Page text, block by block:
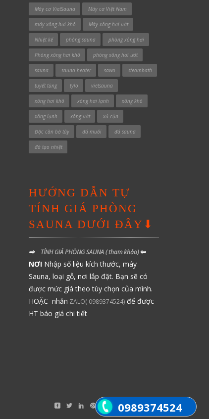
0989374524
Máy cơ VietSauna Máy cơ Việt Nam
máy xông hơi khô Máy xông hơi ướt
Nhiệt kế phòng sauna phòng xông hơi
Phòng xông hơi khô phòng xông hơi ướt
sauna sauna heater sawo steambath
tuyết tùng tylo vietsauna
xông hơi khô xông hơi lạnh xông khô
xông lạnh xông ướt xả cặn
Độc cần bờ tây đá muối đá sauna
đá tạo nhiệt
HƯỚNG DẪN TỰ
TÍNH GIÁ PHÒNG
SAUNA DƯỚI ĐÂY⬇
⇨ TÍNH GIÁ PHÒNG SAUNA( tham khảo)⇦
NƠI Nhập số liệu kích thước, máy
Sauna, loại gỗ, nơi lắp đặt. Bạn sẽ có
được mức giá theo tùy chọn của mình.
HOẶC nhắn ZALO( 0989374524)để được
HT báo giá chi tiết